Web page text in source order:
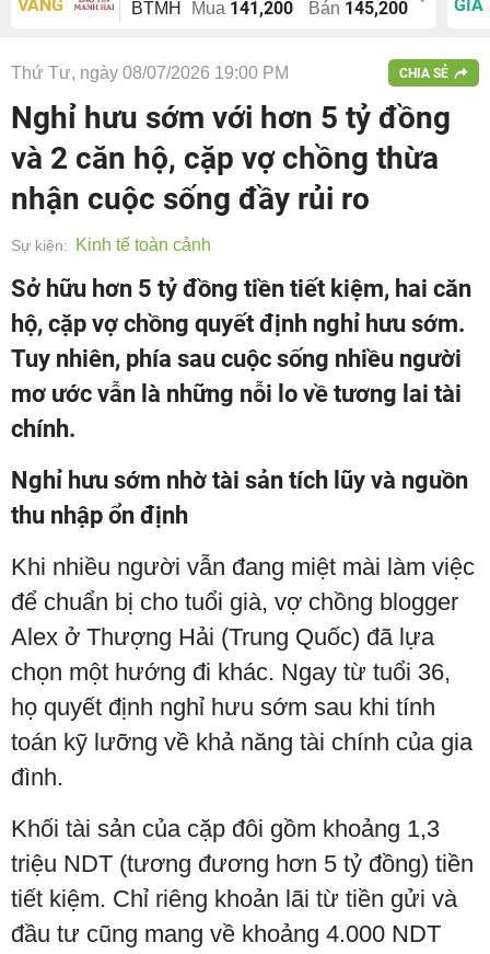
VÀNG
BTMH Mua 141,200 Bán 145,200
GIÁ
Thứ Tư, ngày 08/07/2026 19:00 PM CHIA SẺ
Nghỉ hưu sớm với hơn 5 tỷ đồng
và 2 căn hộ, cặp vợ chồng thừa
nhận cuộc sống đầy rủi ro
Sự kiện: Kinh tế toàn cảnh
Sở hữu hơn 5 tỷ đồng tiền tiết kiệm, hai căn
hộ, cặp vợ chồng quyết định nghỉ hưu sớm.
Tuy nhiên, phía sau cuộc sống nhiều người
mơ ước vẫn là những nỗi lo về tương lai tài
chính.
Nghỉ hưu sớm nhờ tài sản tích lũy và nguồn
thu nhập ổn định
Khi nhiều người vẫn đang miệt mài làm việc
để chuẩn bị cho tuổi già, vợ chồng blogger
Alex ở Thượng Hải (Trung Quốc) đã lựa
chọn một hướng đi khác. Ngay từ tuổi 36,
họ quyết định nghỉ hưu sớm sau khi tính
toán kỹ lưỡng về khả năng tài chính của gia
đình.
Khối tài sản của cặp đôi gồm khoảng 1,3
triệu NDT (tương đương hơn 5 tỷ đồng) tiền
tiết kiệm. Chỉ riêng khoản lãi từ tiền gửi và
đầu tư cũng mang về khoảng 4.000 NDT